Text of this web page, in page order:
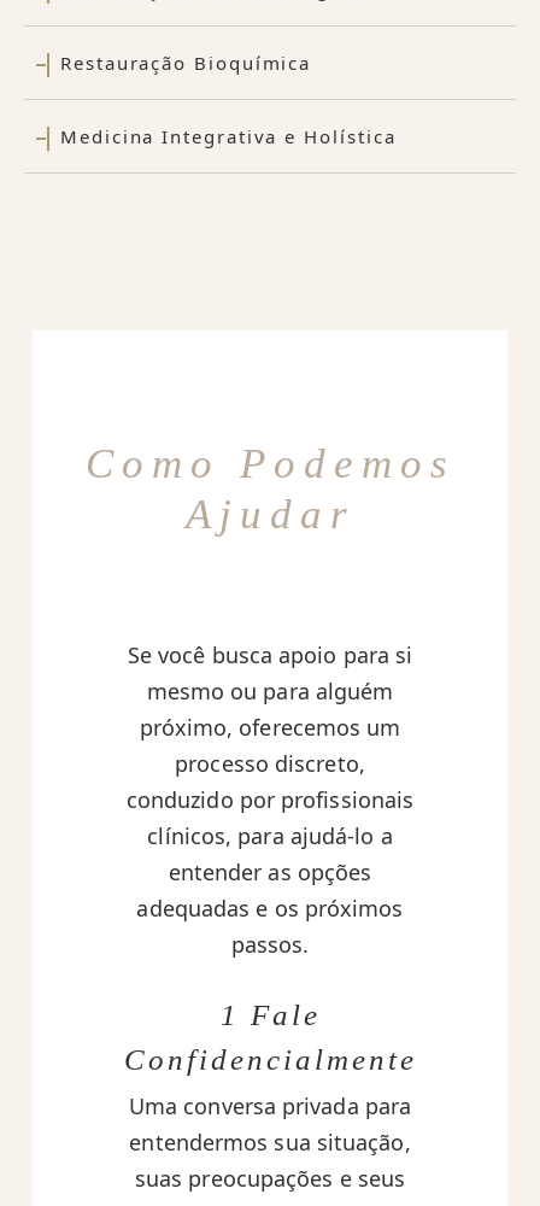
Restauração Bioquímica
Medicina Integrativa e Holística
Como Podemos
Ajudar
Se você busca apoio para si
mesmo ou para alguém
próximo, oferecemos um
processo discreto,
conduzido por profissionais
clínicos, para ajudá-lo a
entender as opções
adequadas e os próximos
passos.
1 Fale
Confidencialmente
Uma conversa privada para
entendermos sua situação,
suas preocupações e seus